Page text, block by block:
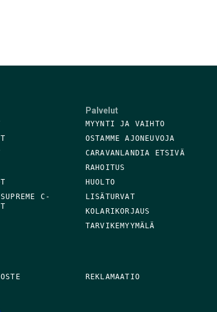
C-
Palvelut
MYYNTI JA VAIHTO
OSTAMME AJONEUVOJA
CARAVANLANDIA ETSIVÄ
RAHOITUS
HUOLTO
LISÄTURVAT
KOLARIKORJAUS
TARVIKEMYYMÄLÄ
REKLAMAATIO